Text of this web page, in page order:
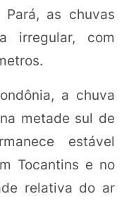
as chuvas
irregular, com
a chuva
metade sul de
estável
Tocantins e no
relativa do ar